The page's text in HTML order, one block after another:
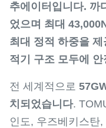
추에이터입니다. 까
었으며 최대
최대 정적 하중을
적기 구조 모두에
전 세계적으로
치되었습니다.
인도, 우즈베키스탄